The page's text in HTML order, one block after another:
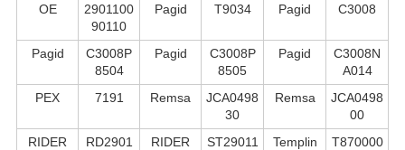
OE
2901100
90110
Pagid T9034 Pagid C3008
Pagid
C3008P
8504
Pagid
C3008P
8505
Pagid
C3008N
A014
PEX
7191 Remsa
JCA0498
30
Remsa
JCA0498
00
RIDER
RD2901
RIDER
ST29011
Templin T870000